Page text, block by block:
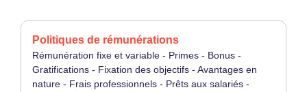
Politiques de rémunérations
Rémunération fixe et variable - Primes - Bonus -
Gratifications - Fixation des objectifs - Avantages en
nature - Frais professionnels - Prêts aux salariés -